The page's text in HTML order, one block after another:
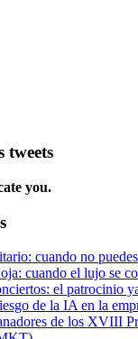
tweets
you.
cuando no
cuando el lujo se
el patrocinio
de la IA en la
de los XVIII